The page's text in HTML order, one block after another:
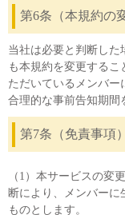
第6条（本規約の
当社は必要と判断し
も本規約を変更する
ただいているメンバー
合理的な事前告知期間
第7条（免責事項）
（1）本サービスの変
断により、メンバーに
ものとします。